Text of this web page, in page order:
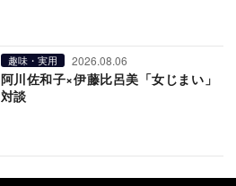
趣味・実用 2026.08.06
阿川佐和子×伊藤比呂美「女じまい」
対談